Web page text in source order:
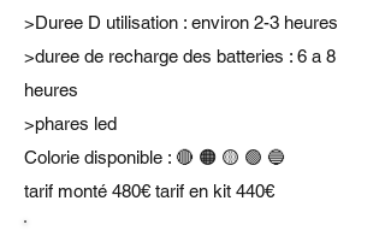
>Duree D utilisation : environ 2-3 heures
>duree de recharge des batteries : 6 a 8
heures
>phares led
Colorie disponible : 🔴 🟠 🟡 🟢 🔵
tarif monté 480€ tarif en kit 440€